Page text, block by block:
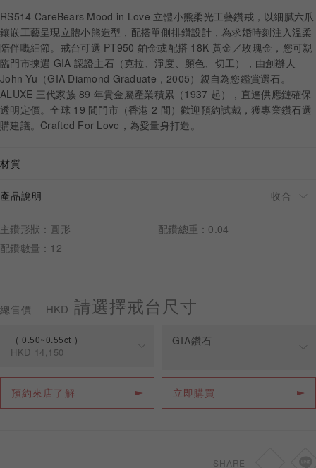
婚禮護照
線上購物
LANGUAGE
RS514 CareBears Mood in Love 立體小熊柔光工藝鑽戒，以細膩六爪
鑲嵌工藝呈現立體小熊造型，配搭單側排鑽設計，為求婚時刻注入溫柔
陪伴嘅細節。戒台可選 PT950 鉑金或配搭 18K 黃金／玫瑰金，您可親
臨門市揀選 GIA 認證主石（克拉、淨度、顏色、切工），由創辦人
John Yu（GIA Diamond Graduate，2005）親自為您鑑賞選石。
ALUXE 三代家族 89 年貴金屬產業積累（1937 起），直達供應鏈確保
透明定價。全球 19 間門市（香港 2 間）歡迎預約試戴，獲專業鑽石選
購建議。Crafted For Love，為愛量身打造。
材質
產品說明
主鑽形狀：圓形
配鑽總重：0.04
配鑽數量：12
總售價 HKD 請選擇戒台尺寸
0.50~0.55ct
HKD 14,150
規格 價格
0.50~0.55ct HKD 14,150
GIA鑽石
立即購買
預約來店了解
SHARE